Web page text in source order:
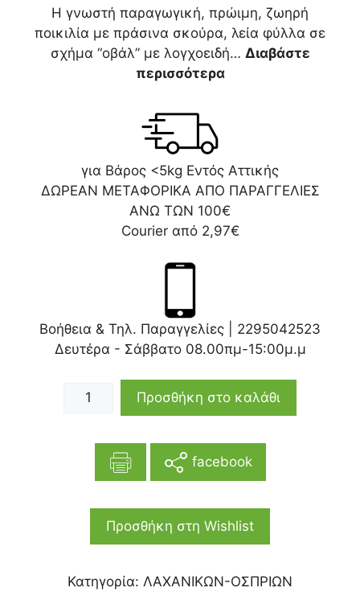
Η γνωστή παραγωγική, πρώιμη, ζωηρή
ποικιλία με πράσινα σκούρα, λεία φύλλα σε
σχήμα “οβάλ” με λογχοειδή… Διαβάστε
περισσότερα
για Βάρος <5kg Εντός Αττικής
ΔΩΡΕΑΝ ΜΕΤΑΦΟΡΙΚΑ ΑΠΟ ΠΑΡΑΓΓΕΛΙΕΣ
ΑΝΩ ΤΩΝ 100€
Courier από 2,97€
Βοήθεια & Τηλ. Παραγγελίες | 2295042523
Δευτέρα - Σάββατο 08.00πμ-15:00μ.μ
Προσθήκη στο καλάθι
facebook
Προσθήκη στη Wishlist
Κατηγορία: ΛΑΧΑΝΙΚΩΝ-ΟΣΠΡΙΩΝ